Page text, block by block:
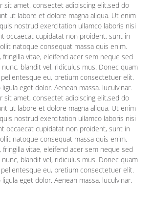
sit amet, consectet adipiscing elit,sed do
ut labore et dolore magna aliqua. Ut enim
nostrud exercitation ullamco laboris nisi
occaecat cupidatat non proident, sunt in
natoque consequat massa quis enim.
vitae, eleifend acer sem neque sed
blandit vel, ridiculus mus. Donec quam
eu, pretium consectetuer elit.
eget dolor. Aenean massa. luculvinar.
sit amet, consectet adipiscing elit,sed do
ut labore et dolore magna aliqua. Ut enim
nostrud exercitation ullamco laboris nisi
occaecat cupidatat non proident, sunt in
natoque consequat massa quis enim.
vitae, eleifend acer sem neque sed
blandit vel, ridiculus mus. Donec quam
eu, pretium consectetuer elit.
eget dolor. Aenean massa. luculvinar.